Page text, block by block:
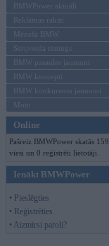
BMWPower aktuāli
Reklāmas raksti
Mēneša BMW
Sērijveida tūnings
BMW pasaules jaunumi
BMW koncepti
BMW konkurentu jaunumi
Moto
Online
Pašreiz BMWPower skatās 159
viesi un 0 reģistrēti lietotāji.
Ienākt BMWPower
• Pieslēgties
• Reģistrēties
• Aizmirsi paroli?